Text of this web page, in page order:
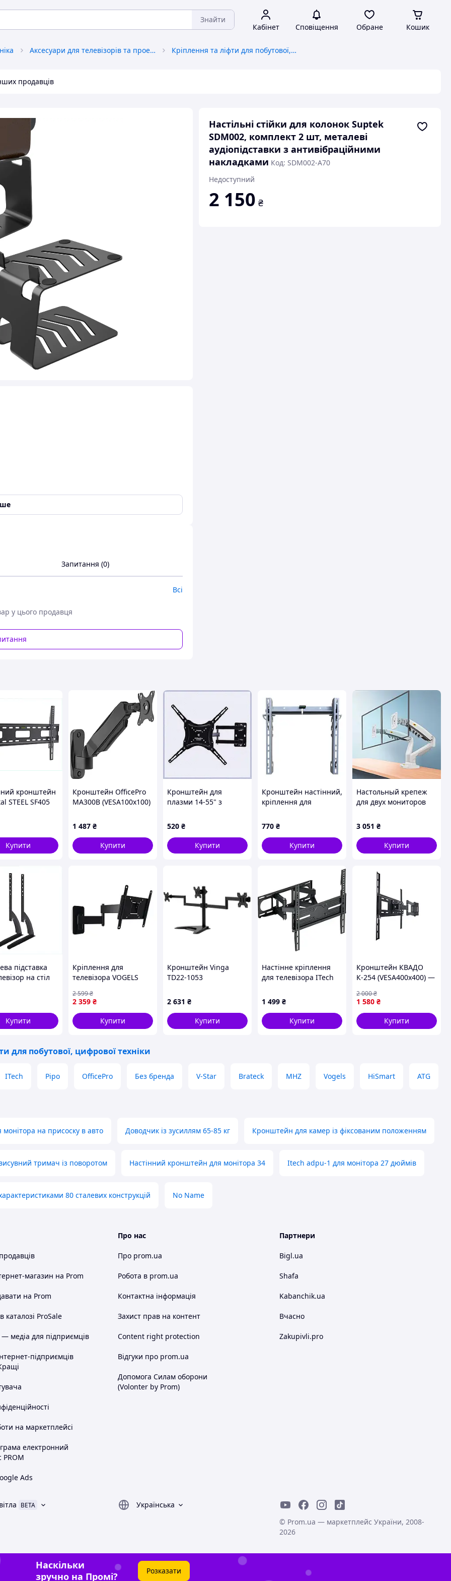
Знайти
Кабінет Сповіщення Обране Кошик
Аксесуари для телевізорів та проекторів Кріплення та ліфти для побутової, цифрової техніки
продавців
Настільні стійки для колонок Suptek
SDM002, комплект 2 шт, металеві
аудіопідставки з антивібраційними
накладками Код: SDM002-A70
Недоступний
2 150 ₴
якість звучання ваших колонок або
конструкції. Компактний С-подібний
аудіообладнання під стійками.
Запитання (0)
Всі
у цього продавця
кронштейн
STEEL SF405
Купити
Кронштейн OfficePro
MA300B (VESA100х100)
1 487 ₴
Купити
Кронштейн для
плазми 14-55" з
A1512A13M7
520 ₴
Купити
Кронштейн настінний,
кріплення для
монітора, 30-80",
GK2407
770 ₴
Купити
Настольный крепеж
для двух мониторов
дюймов
3 051 ₴
Купити
підставка
на стіл
Купити
Кріплення для
телевізора VOGELS
2 359 ₴
2 599₴
Купити
Кронштейн Vinga
TD22-1053
2 631 ₴
Купити
Настінне кріплення
для телевізора ITech
1 499 ₴
Купити
Кронштейн КВАДО
К-254 (VESA400х400) —
1 580 ₴
2 000₴
Купити
для побутової, цифрової техніки
ITech Pipo OfficePro Без бренда V-Star Brateck MHZ Vogels HiSmart ATG
монітора на присоску в авто Доводчик із зусиллям 65-85 кг Кронштейн для камер із фіксованим положенням
тримач із поворотом Настінний кронштейн для монітора 34 Itech adpu-1 для монітора 27 дюймів
80 сталевих конструкцій No Name
магазин на Prom
на Prom
каталозі ProSale
медіа для підприємців
підприємців
на маркетплейсі
електронний
PROM
Ads
Про нас
Про prom.ua
Робота в prom.ua
Контактна інформація
Захист прав на контент
Content right protection
Відгуки про prom.ua
Допомога Силам оборони
(Volonter by Prom)
Партнери
Bigl.ua
Shafa
Kabanchik.ua
Вчасно
Zakupivli.pro
BETA
Українська
© Prom.ua — маркетплейс України, 2008-
2026
Наскільки
зручно на Промі?
Розказати